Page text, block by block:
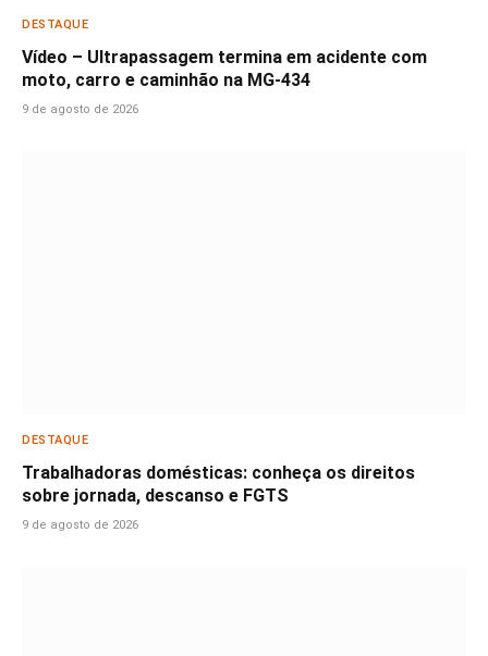
DESTAQUE
Vídeo – Ultrapassagem termina em acidente com
moto, carro e caminhão na MG-434
9 de agosto de 2026
DESTAQUE
Trabalhadoras domésticas: conheça os direitos
sobre jornada, descanso e FGTS
9 de agosto de 2026